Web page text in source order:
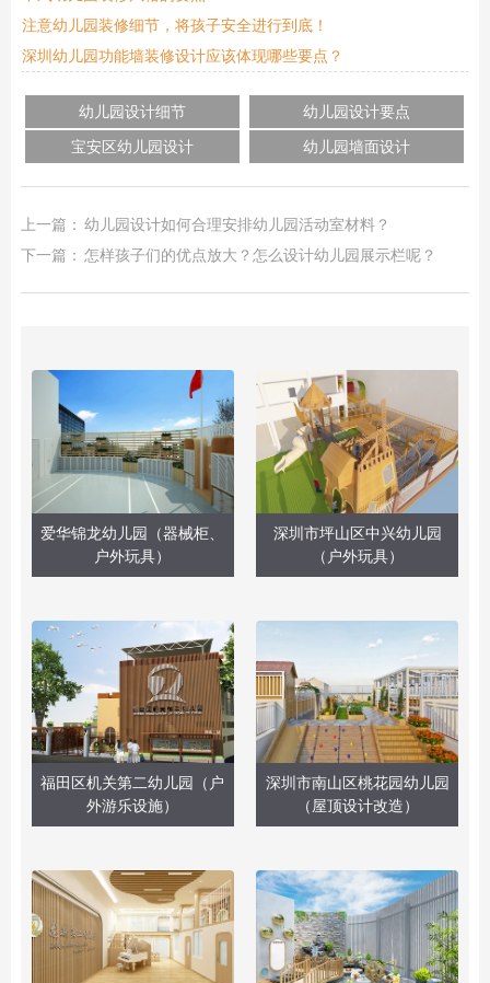
注意幼儿园装修细节，将孩子安全进行到底！
深圳幼儿园功能墙装修设计应该体现哪些要点？
幼儿园设计细节
幼儿园设计要点
宝安区幼儿园设计
幼儿园墙面设计
上一篇： 幼儿园设计如何合理安排幼儿园活动室材料？
下一篇： 怎样孩子们的优点放大？怎么设计幼儿园展示栏呢？
爱华锦龙幼儿园（器械柜、
户外玩具）
深圳市坪山区中兴幼儿园
（户外玩具）
福田区机关第二幼儿园（户
外游乐设施）
深圳市南山区桃花园幼儿园
（屋顶设计改造）